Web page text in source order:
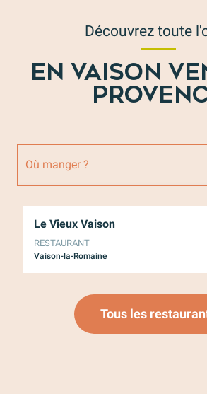
Découvrez toute
EN VAISON
Où manger ?
Où dormir ?
Activités
Le Vieux Vaison
RESTAURANT
Vaison-la-Romaine
Tous les